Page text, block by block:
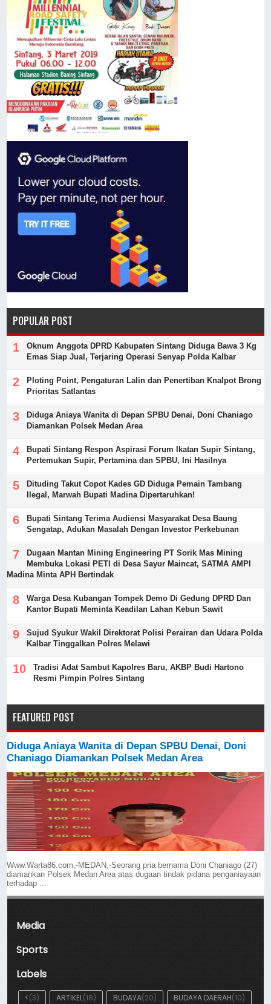
POPULAR POST
Oknum Anggota DPRD Kabupaten Sintang Diduga Bawa 3 Kg
Emas Siap Jual, Terjaring Operasi Senyap Polda Kalbar
Ploting Point, Pengaturan Lalin dan Penertiban Knalpot Brong
Prioritas Satlantas
Diduga Aniaya Wanita di Depan SPBU Denai, Doni Chaniago
Diamankan Polsek Medan Area
Bupati Sintang Respon Aspirasi Forum Ikatan Supir Sintang,
Pertemukan Supir, Pertamina dan SPBU, Ini Hasilnya
Dituding Takut Copot Kades GD Diduga Pemain Tambang
Ilegal, Marwah Bupati Madina Dipertaruhkan!
Bupati Sintang Terima Audiensi Masyarakat Desa Baung
Sengatap, Adukan Masalah Dengan Investor Perkebunan
Dugaan Mantan Mining Engineering PT Sorik Mas Mining
Membuka Lokasi PETI di Desa Sayur Maincat, SATMA AMPI
Madina Minta APH Bertindak
Warga Desa Kubangan Tompek Demo Di Gedung DPRD Dan
Kantor Bupati Meminta Keadilan Lahan Kebun Sawit
Sujud Syukur Wakil Direktorat Polisi Perairan dan Udara Polda
Kalbar Tinggalkan Polres Melawi
Tradisi Adat Sambut Kapolres Baru, AKBP Budi Hartono
Resmi Pimpin Polres Sintang
FEATURED POST
Diduga Aniaya Wanita di Depan SPBU Denai, Doni
Chaniago Diamankan Polsek Medan Area
Www.Warta86.com,-MEDAN,-Seorang pria bernama Doni Chaniago (27)
diamankan Polsek Medan Area atas dugaan tindak pidana penganiayaan
terhadap ...
Media
Sports
Labels
<(3) ARTIKEL(18) BUDAYA(20) BUDAYA DAERAH(10)